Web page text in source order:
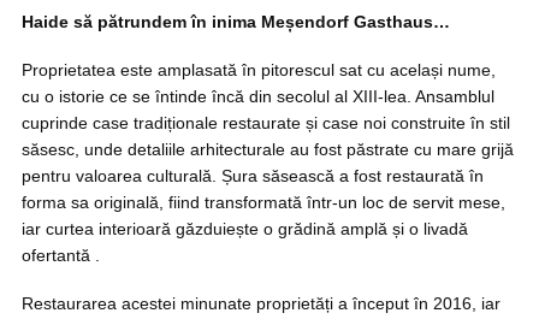
Haide să pătrundem în inima Meșendorf Gasthaus…
Proprietatea este amplasată în pitorescul sat cu același nume,
cu o istorie ce se întinde încă din secolul al XIII-lea. Ansamblul
cuprinde case tradiționale restaurate și case noi construite în stil
săsesc, unde detaliile arhitecturale au fost păstrate cu mare grijă
pentru valoarea culturală. Șura săsească a fost restaurată în
forma sa originală, fiind transformată într-un loc de servit mese,
iar curtea interioară găzduiește o grădină amplă și o livadă
ofertantă .
Restaurarea acestei minunate proprietăți a început în 2016, iar